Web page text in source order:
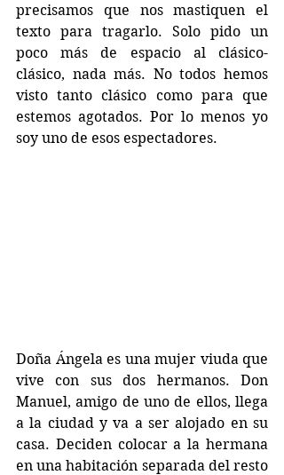
precisamos que nos mastiquen el
texto para tragarlo. Solo pido un
poco más de espacio al clásico-
clásico, nada más. No todos hemos
visto tanto clásico como para que
estemos agotados. Por lo menos yo
soy uno de esos espectadores.
Doña Ángela es una mujer viuda que
vive con sus dos hermanos. Don
Manuel, amigo de uno de ellos, llega
a la ciudad y va a ser alojado en su
casa. Deciden colocar a la hermana
en una habitación separada del resto